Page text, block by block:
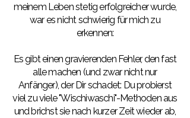
meinem Leben stetig erfolgreicher wurde,
war es nicht schwierig für mich zu
erkennen:
Es gibt einen gravierenden Fehler, den fast
alle machen (und zwar nicht nur
Anfänger), der Dir schadet: Du probierst
viel zu viele "Wischiwaschi"-Methoden aus
und brichst sie nach kurzer Zeit wieder ab,